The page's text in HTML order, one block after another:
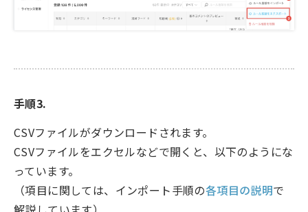
手順3.
CSVファイルがダウンロードされます。
CSVファイルをエクセルなどで開くと、以下のようにな
っています。
（項目に関しては、インポート手順の各項目の説明で